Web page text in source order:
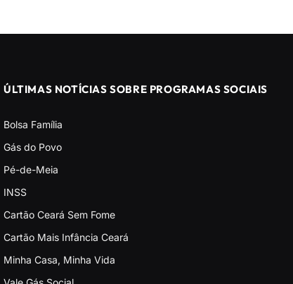
ÚLTIMAS NOTÍCIAS SOBRE PROGRAMAS SOCIAIS
Bolsa Família
Gás do Povo
Pé-de-Meia
INSS
Cartão Ceará Sem Fome
Cartão Mais Infância Ceará
Minha Casa, Minha Vida